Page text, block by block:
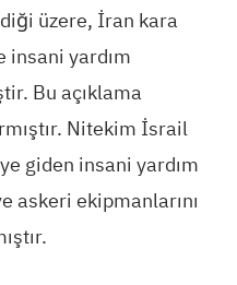
üzere, İran kara
insani yardım
Bu açıklama
Nitekim İsrail
giden insani yardım
askeri ekipmanlarını